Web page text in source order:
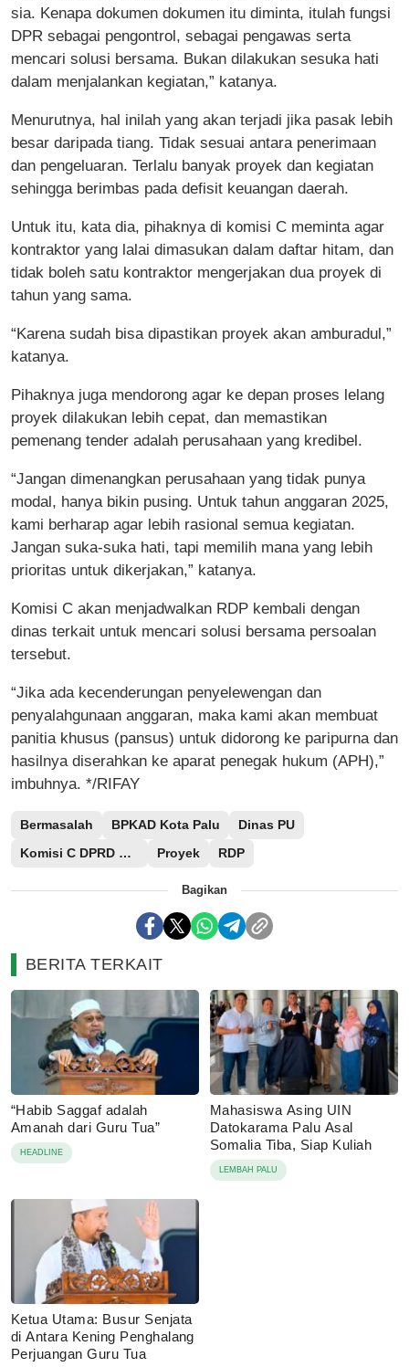
sia. Kenapa dokumen dokumen itu diminta, itulah fungsi
DPR sebagai pengontrol, sebagai pengawas serta
mencari solusi bersama. Bukan dilakukan sesuka hati
dalam menjalankan kegiatan,” katanya.
Menurutnya, hal inilah yang akan terjadi jika pasak lebih
besar daripada tiang. Tidak sesuai antara penerimaan
dan pengeluaran. Terlalu banyak proyek dan kegiatan
sehingga berimbas pada defisit keuangan daerah.
Untuk itu, kata dia, pihaknya di komisi C meminta agar
kontraktor yang lalai dimasukan dalam daftar hitam, dan
tidak boleh satu kontraktor mengerjakan dua proyek di
tahun yang sama.
“Karena sudah bisa dipastikan proyek akan amburadul,”
katanya.
Pihaknya juga mendorong agar ke depan proses lelang
proyek dilakukan lebih cepat, dan memastikan
pemenang tender adalah perusahaan yang kredibel.
“Jangan dimenangkan perusahaan yang tidak punya
modal, hanya bikin pusing. Untuk tahun anggaran 2025,
kami berharap agar lebih rasional semua kegiatan.
Jangan suka-suka hati, tapi memilih mana yang lebih
prioritas untuk dikerjakan,” katanya.
Komisi C akan menjadwalkan RDP kembali dengan
dinas terkait untuk mencari solusi bersama persoalan
tersebut.
“Jika ada kecenderungan penyelewengan dan
penyalahgunaan anggaran, maka kami akan membuat
panitia khusus (pansus) untuk didorong ke paripurna dan
hasilnya diserahkan ke aparat penegak hukum (APH),”
imbuhnya. */RIFAY
Bermasalah BPKAD Kota Palu
Dinas PU
Komisi C DPRD Kota Palu
Proyek RDP
Bagikan
BERITA TERKAIT
“Habib Saggaf adalah
Amanah dari Guru Tua”
HEADLINE
Mahasiswa Asing UIN
Datokarama Palu Asal
Somalia Tiba, Siap Kuliah
LEMBAH PALU
Ketua Utama: Busur Senjata
di Antara Kening Penghalang
Perjuangan Guru Tua